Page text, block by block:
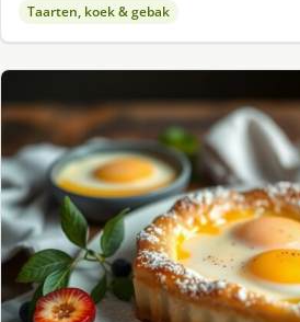
Taarten, koek & gebak